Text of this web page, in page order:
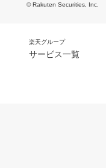
© Rakuten Securities, Inc.
楽天グループ
サービス一覧